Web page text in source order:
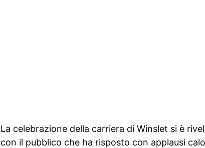
La celebrazione della carriera di Winslet si è
con il pubblico che ha risposto con applausi